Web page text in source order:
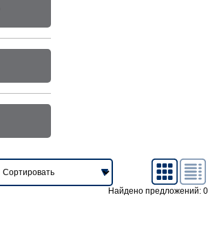
Найдено предложений: 0